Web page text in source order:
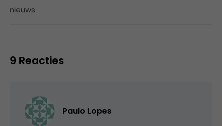
nieuws
9 Reacties
Paulo Lopes